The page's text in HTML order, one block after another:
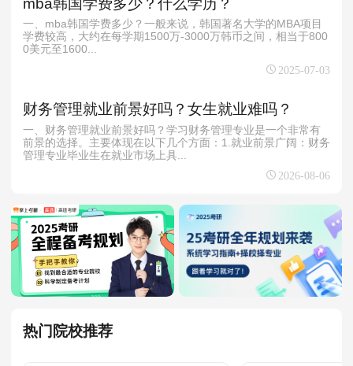
一、mba韩国学费多少？一般来说，韩国著名大学的MBA项目
学费较高，大约在每学期1500万-3000万韩币之间，相当于800
0美元至1600...
2025-07-03
财务管理就业前景好吗？女生就业难吗？
一、财务管理就业前景好吗？学习财务管理专业是一个非常有
前景的选择。主要体现在以下几个方面：1.就业前景广阔：财务
管理专业毕业生在就业市场上具...
2026-08-06
热门院校推荐